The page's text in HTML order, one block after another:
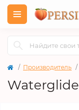
Производитель
Waterglide